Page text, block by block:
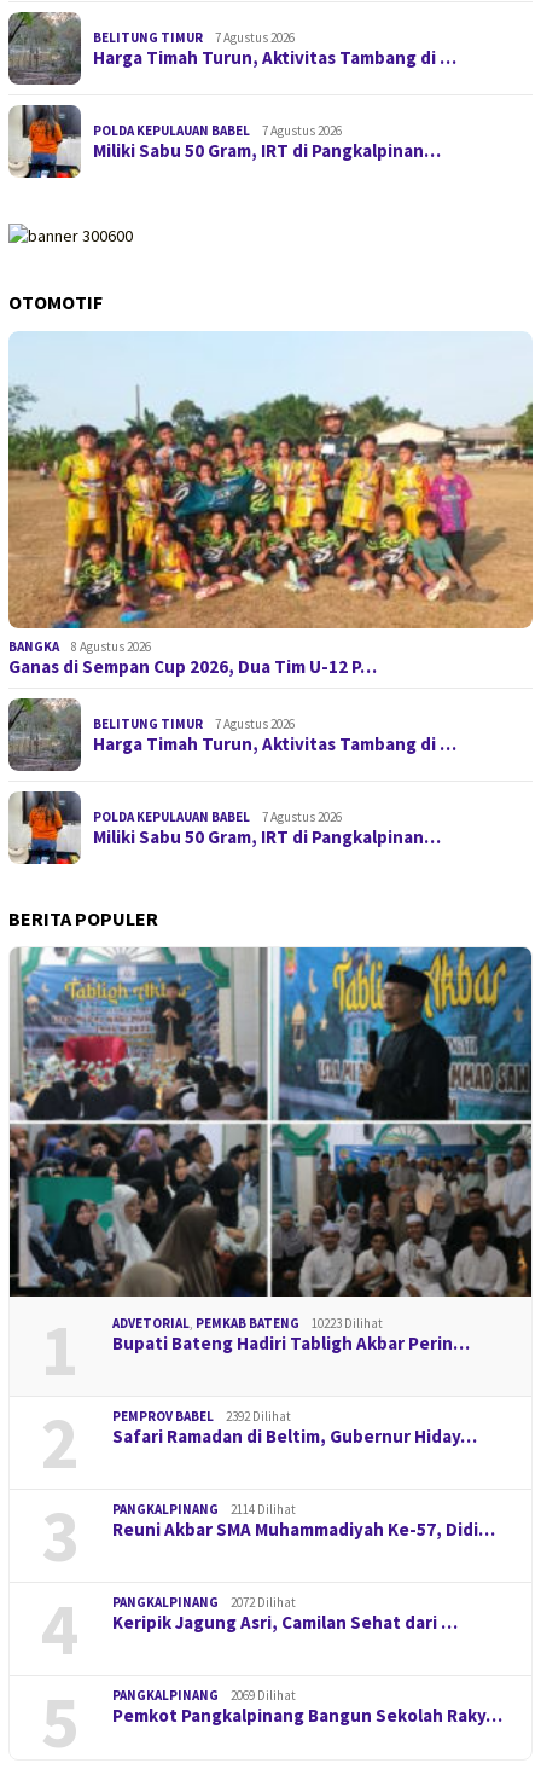
BELITUNG TIMUR 7 Agustus 2026
Harga Timah Turun, Aktivitas Tambang di …
POLDA KEPULAUAN BABEL 7 Agustus 2026
Miliki Sabu 50 Gram, IRT di Pangkalpinan…
OTOMOTIF
BANGKA 8 Agustus 2026
Ganas di Sempan Cup 2026, Dua Tim U-12 P…
BELITUNG TIMUR 7 Agustus 2026
Harga Timah Turun, Aktivitas Tambang di …
POLDA KEPULAUAN BABEL 7 Agustus 2026
Miliki Sabu 50 Gram, IRT di Pangkalpinan…
BERITA POPULER
1 ADVETORIAL, PEMKAB BATENG 10223 Dilihat
Bupati Bateng Hadiri Tabligh Akbar Perin…
2 PEMPROV BABEL 2392 Dilihat
Safari Ramadan di Beltim, Gubernur Hiday…
3 PANGKALPINANG 2114 Dilihat
Reuni Akbar SMA Muhammadiyah Ke-57, Didi…
4 PANGKALPINANG 2072 Dilihat
Keripik Jagung Asri, Camilan Sehat dari …
5 PANGKALPINANG 2069 Dilihat
Pemkot Pangkalpinang Bangun Sekolah Raky…